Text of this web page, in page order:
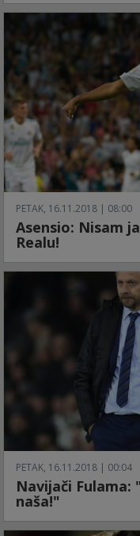
PETAK, 16.11.2018 | 08:00
Asensio: Nisam
Realu!
PETAK, 16.11.2018 | 00:04
Navijači Fulama:
naša!"